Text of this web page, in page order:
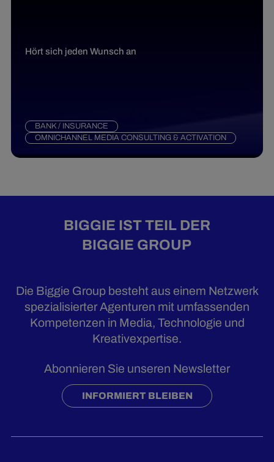
Hört sich jeden Wunsch an
BANK / INSURANCE
OMNICHANNEL MEDIA CONSULTING & ACTIVATION
BIGGIE IST TEIL DER
BIGGIE GROUP
Die Biggie Group besteht aus einem Netzwerk
spezialisierter Agenturen mit umfassenden
Kompetenzen in Media, Technologie und
Kreativexpertise.
Abonnieren Sie unseren Newsletter
INFORMIERT BLEIBEN